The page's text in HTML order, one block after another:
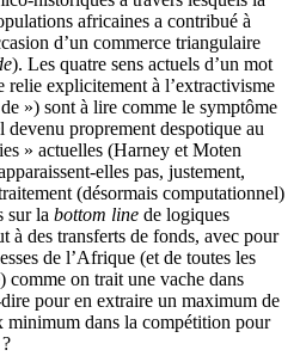
africaines a contribué à
d’un commerce triangulaire
). Les quatre sens actuels d’un mot
relie explicitement à l’extractivisme
») sont à lire comme le symptôme
devenu proprement despotique au
» actuelles (Harney et Moten
elles pas, justement,
(désormais computationnel)
sur la bottom line de logiques
à des transferts de fonds, avec pour
de l’Afrique (et de toutes les
comme on trait une vache dans
pour en extraire un maximum de
minimum dans la compétition pour